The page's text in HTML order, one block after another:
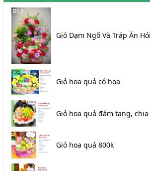
Giỏ Dạm Ngõ Và Tráp Ăn Hỏi
Giỏ hoa quả có hoa
Giỏ hoa quả đám tang,
Giỏ hoa quả 800k